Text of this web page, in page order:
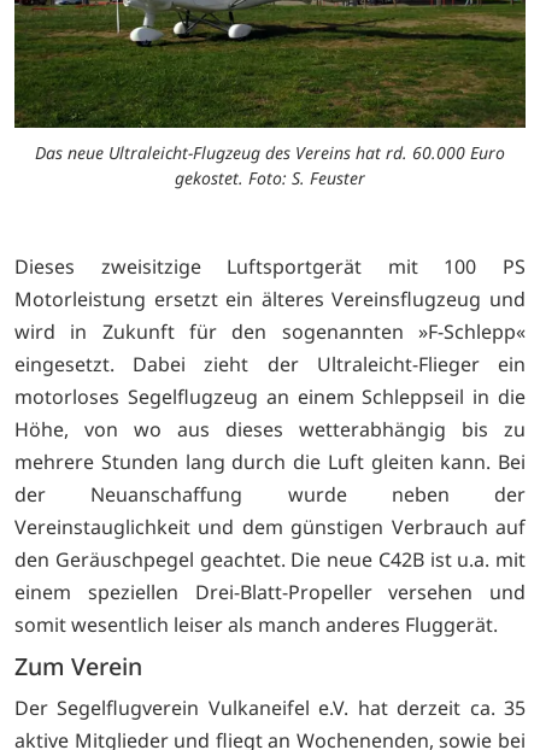
Das neue Ultraleicht-Flugzeug des Vereins hat rd. 60.000 Euro
gekostet. Foto: S. Feuster
Dieses zweisitzige Luftsportgerät mit 100 PS
Motorleistung ersetzt ein älteres Vereinsflugzeug und
wird in Zukunft für den sogenannten »F-Schlepp«
eingesetzt. Dabei zieht der Ultraleicht-Flieger ein
motorloses Segelflugzeug an einem Schleppseil in die
Höhe, von wo aus dieses wetterabhängig bis zu
mehrere Stunden lang durch die Luft gleiten kann. Bei
der Neuanschaffung wurde neben der
Vereinstauglichkeit und dem günstigen Verbrauch auf
den Geräuschpegel geachtet. Die neue C42B ist u.a. mit
einem speziellen Drei-Blatt-Propeller versehen und
somit wesentlich leiser als manch anderes Fluggerät.
Zum Verein
Der Segelflugverein Vulkaneifel e.V. hat derzeit ca. 35
aktive Mitglieder und fliegt an Wochenenden, sowie bei